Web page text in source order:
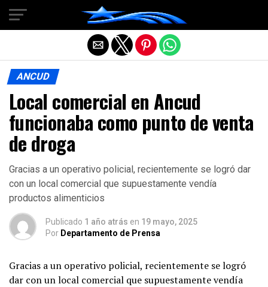
ANCUD
Local comercial en Ancud
funcionaba como punto de venta
de droga
Gracias a un operativo policial, recientemente se logró dar
con un local comercial que supuestamente vendía
productos alimenticios
Publicado 1 año atrás en 19 mayo, 2025
Por Departamento de Prensa
Gracias a un operativo policial, recientemente se logró
dar con un local comercial que supuestamente vendía
Salir de la versión móvil